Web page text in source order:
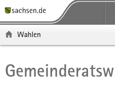
t
ü
t
n
p
n
t
-
Wahlen
Hauptinhalt